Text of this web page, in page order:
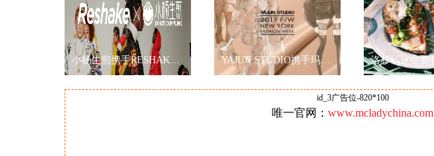
小杨生煎携手RESHAKE耀眼伦敦时装周，再现海派文化 YAJUN STUDIO携手玛丽黛佳色彩工作室2019秋冬纽约时装周玩转跨界
id_3广告位-820*100
唯一官网： www.mcladychina.com